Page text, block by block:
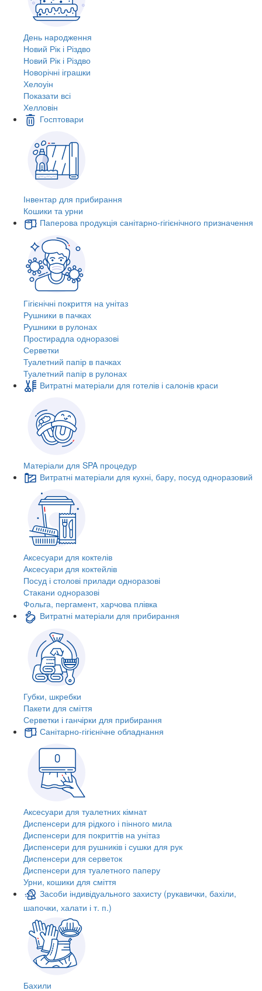
День народження
Новий Рік і Різдво
Новий Рік і Різдво
Новорічні іграшки
Хелоуін
Показати всі
Хелловін
Госптовари
Інвентар для прибирання
Кошики та урни
Паперова продукція санітарно-гігієнічного призначення
Гігієнічні покриття на унітаз
Рушники в пачках
Рушники в рулонах
Простирадла одноразові
Серветки
Туалетний папір в пачках
Туалетний папір в рулонах
Витратні матеріали для готелів і салонів краси
Матеріали для SPA процедур
Витратні матеріали для кухні, бару, посуд одноразовий
Аксесуари для коктелів
Аксесуари для коктейлів
Посуд і столові прилади одноразові
Стакани одноразові
Фольга, пергамент, харчова плівка
Витратні матеріали для прибирання
Губки, шкребки
Пакети для сміття
Серветки і ганчірки для прибирання
Санітарно-гігієнічне обладнання
Аксесуари для туалетних кімнат
Диспенсери для рідкого і пінного мила
Диспенсери для покриттів на унітаз
Диспенсери для рушників і сушки для рук
Диспенсери для серветок
Диспенсери для туалетного паперу
Урни, кошики для сміття
Засоби індивідуального захисту (рукавички, бахіли,
шапочки, халати і т. п.)
Бахили